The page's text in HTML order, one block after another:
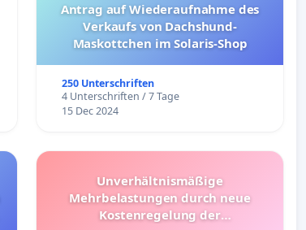
Antrag auf Wiederaufnahme des
Verkaufs von Dachshund-
Maskottchen im Solaris-Shop
250 Unterschriften
4 Unterschriften / 7 Tage
15 Dec 2024
Unverhältnismäßige
Mehrbelastungen durch neue
Kostenregelung der